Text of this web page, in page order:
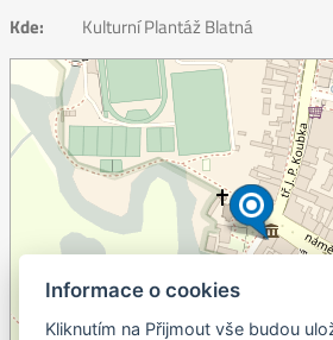
Kde: Kulturní Plantáž Blatná
Informace o cookies
Kliknutím na Přijmout vše budou